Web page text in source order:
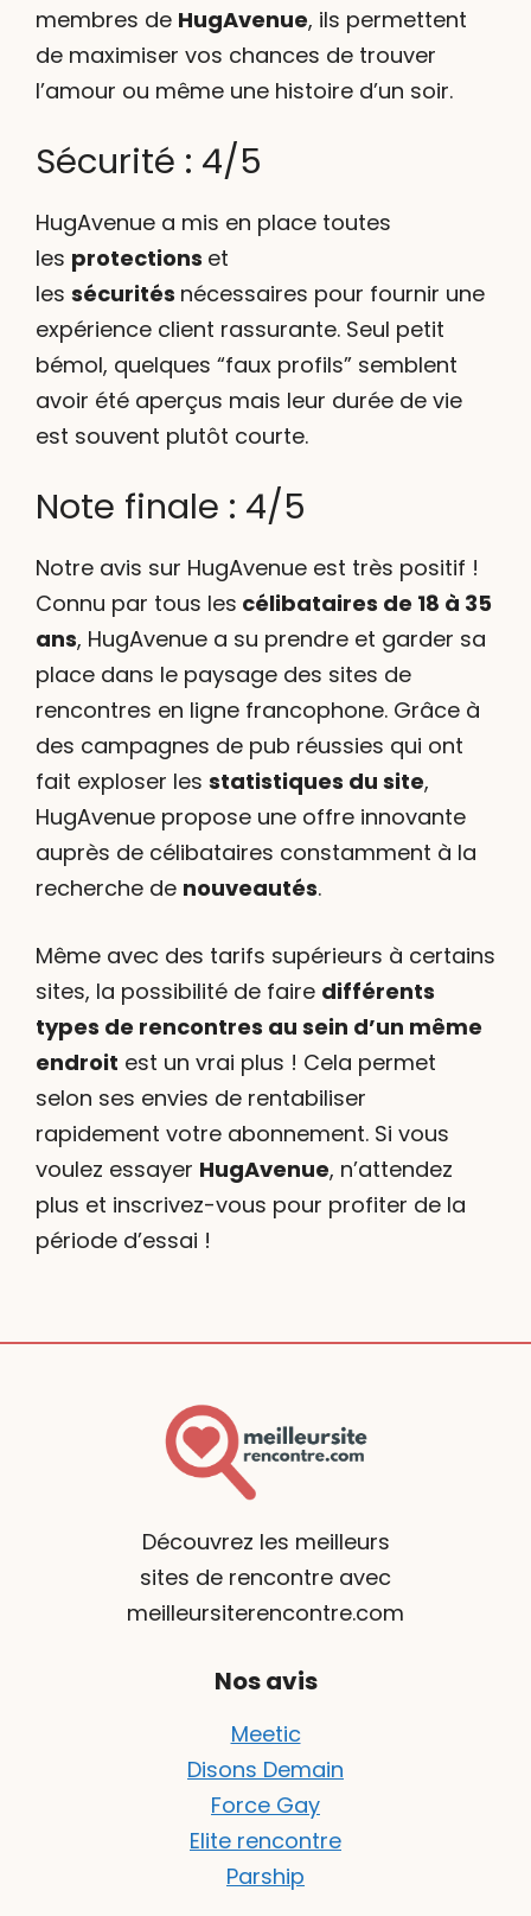
membres de HugAvenue, ils permettent
de maximiser vos chances de trouver
l’amour ou même une histoire d’un soir.
Sécurité : 4/5
HugAvenue a mis en place toutes
les protections et
les sécurités nécessaires pour fournir une
expérience client rassurante. Seul petit
bémol, quelques “faux profils” semblent
avoir été aperçus mais leur durée de vie
est souvent plutôt courte.
Note finale : 4/5
Notre avis sur HugAvenue est très positif !
Connu par tous les célibataires de 18 à 35
ans, HugAvenue a su prendre et garder sa
place dans le paysage des sites de
rencontres en ligne francophone. Grâce à
des campagnes de pub réussies qui ont
fait exploser les statistiques du site,
HugAvenue propose une offre innovante
auprès de célibataires constamment à la
recherche de nouveautés.
Même avec des tarifs supérieurs à certains
sites, la possibilité de faire différents
types de rencontres au sein d’un même
endroit est un vrai plus ! Cela permet
selon ses envies de rentabiliser
rapidement votre abonnement. Si vous
voulez essayer HugAvenue, n’attendez
plus et inscrivez-vous pour profiter de la
période d’essai !
Découvrez les meilleurs
sites de rencontre avec
meilleursiterencontre.com
Nos avis
Meetic
Disons Demain
Force Gay
Elite rencontre
Parship